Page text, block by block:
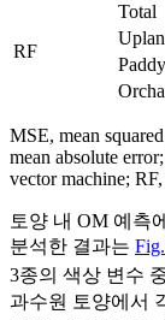
RF
Total
MSE, mean
mean absolute
vector machine;
토양 내 OM 예측
분석한 결과는
3종의 색상 변수
과수원 토양에서